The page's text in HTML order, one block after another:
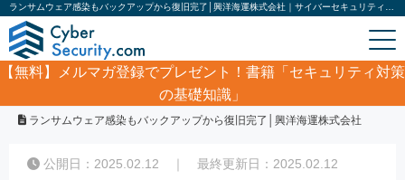
【無料】
メルマガ登録でプレゼント！書籍「セキュリティ対策
の基礎知識」
サイバーセキュリティ・情報漏洩ニュース
ランサムウェア感染もバックアップから復旧完了│興洋海運株式会社
公開日：2025.02.12 ｜ 最終更新日：2025.02.12